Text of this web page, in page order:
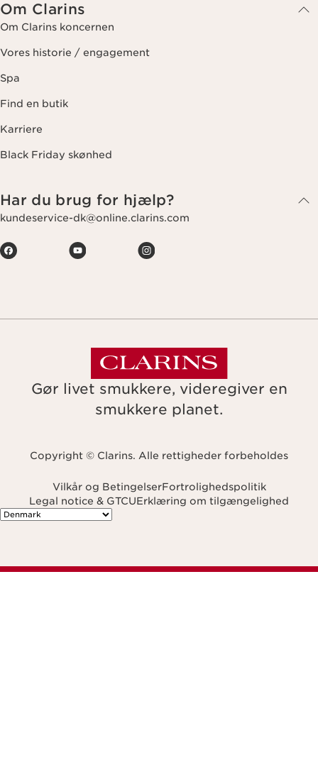
Om Clarins
Om Clarins koncernen
Vores historie / engagement
Spa
Find en butik
Karriere
Black Friday skønhed
Har du brug for hjælp?
kundeservice-dk@online.clarins.com
Gør livet smukkere, videregiver en
smukkere planet.
Copyright © Clarins. Alle rettigheder forbeholdes
Vilkår og BetingelserFortrolighedspolitik
Legal notice & GTCUErklæring om tilgængelighed
Navigates to